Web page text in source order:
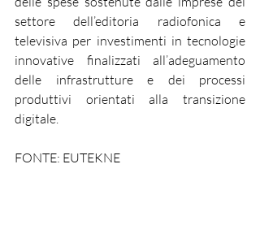
settore dell’editoria radiofonica e
televisiva per investimenti in tecnologie
innovative finalizzati all’adeguamento
delle infrastrutture e dei processi
produttivi orientati alla transizione
digitale.
FONTE: EUTEKNE